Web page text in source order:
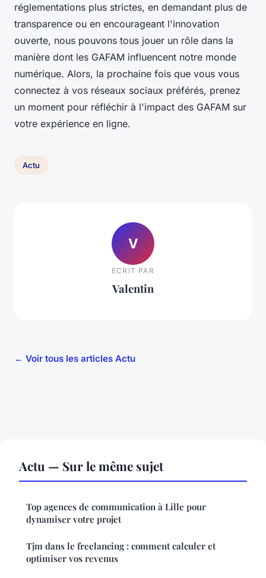
réglementations plus strictes, en demandant plus de
transparence ou en encourageant l'innovation
ouverte, nous pouvons tous jouer un rôle dans la
manière dont les GAFAM influencent notre monde
numérique. Alors, la prochaine fois que vous vous
connectez à vos réseaux sociaux préférés, prenez
un moment pour réfléchir à l'impact des GAFAM sur
votre expérience en ligne.
Actu
V
ECRIT PAR
Valentin
← Voir tous les articles Actu
Actu — Sur le même sujet
Top agences de communication à Lille pour
dynamiser votre projet
Tjm dans le freelancing : comment calculer et
optimiser vos revenus